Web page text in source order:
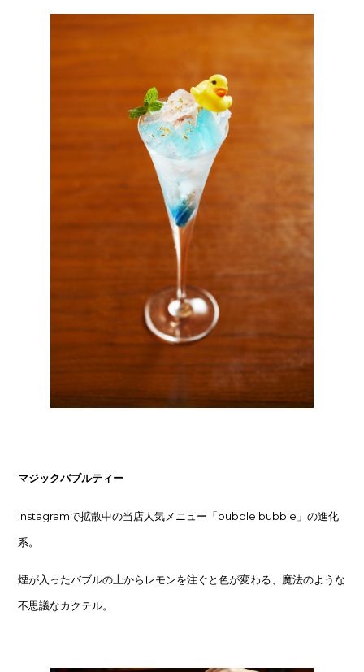
マジックバブルティー
Instagramで拡散中の当店人気メニュー「bubble bubble」の進化
系。
煙が入ったバブルの上からレモンを注ぐと色が変わる、魔法のような
不思議なカクテル。